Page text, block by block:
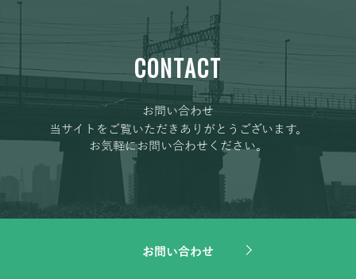
CONTACT
お問い合わせ
当サイトをご覧いただきありがとうございます。
お気軽にお問い合わせください。
お問い合わせ